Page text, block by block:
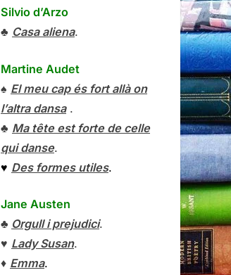
Silvio d’Arzo
♣ Casa aliena.
Martine Audet
♠ El meu cap és fort allà on
l’altra dansa.
♣ Ma tête est forte de celle
qui danse.
♥ Des formes utiles.
Jane Austen
♣ Orgull i prejudici.
♥ Lady Susan.
♦ Emma.